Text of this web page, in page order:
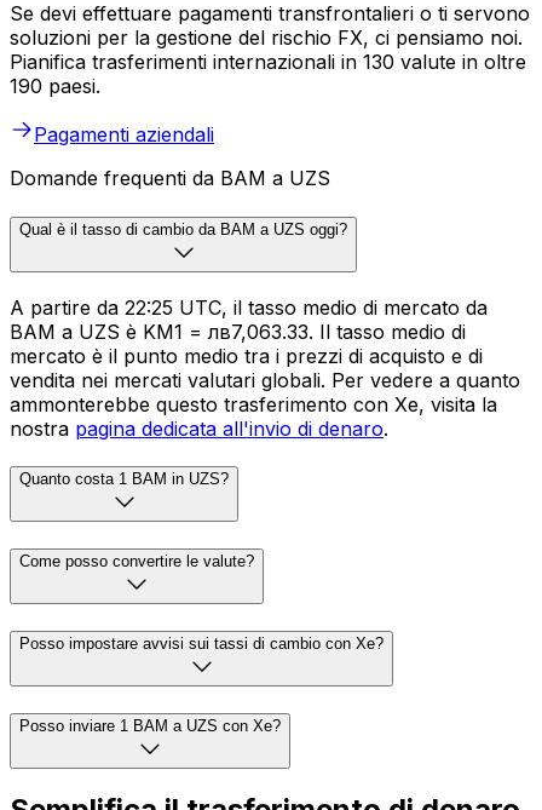
Se devi effettuare pagamenti transfrontalieri o ti servono
soluzioni per la gestione del rischio FX, ci pensiamo noi.
Pianifica trasferimenti internazionali in 130 valute in oltre
190 paesi.
Pagamenti aziendali
Domande frequenti da BAM a UZS
Qual è il tasso di cambio da BAM a UZS oggi?
A partire da 22:25 UTC, il tasso medio di mercato da
BAM a UZS è KM1 = лв7,063.33. Il tasso medio di
mercato è il punto medio tra i prezzi di acquisto e di
vendita nei mercati valutari globali. Per vedere a quanto
ammonterebbe questo trasferimento con Xe, visita la
nostra pagina dedicata all'invio di denaro.
Quanto costa 1 BAM in UZS?
Come posso convertire le valute?
Posso impostare avvisi sui tassi di cambio con Xe?
Posso inviare 1 BAM a UZS con Xe?